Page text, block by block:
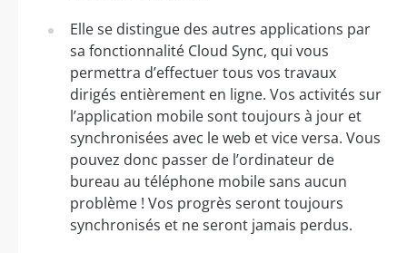
Elle se distingue des autres applications par
sa fonctionnalité Cloud Sync, qui vous
permettra d’effectuer tous vos travaux
dirigés entièrement en ligne. Vos activités sur
l’application mobile sont toujours à jour et
synchronisées avec le web et vice versa. Vous
pouvez donc passer de l’ordinateur de
bureau au téléphone mobile sans aucun
problème ! Vos progrès seront toujours
synchronisés et ne seront jamais perdus.